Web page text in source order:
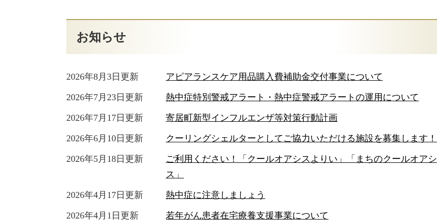
お知らせ
2026年8月3日更新 アピアランスケア用品購入費補助金交付事業について
2026年7月23日更新 熱中症特別警戒アラート・熱中症警戒アラートの運用について
2026年7月17日更新 寄居町新型インフルエンザ等対策行動計画
2026年6月10日更新 クーリングシェルターとしてご協力いただける施設を募集します！
2026年5月18日更新
ご利用ください！「クールオアシスよりい」「まちのクールオアシ
ス」
2026年4月17日更新 熱中症に注意しましょう
2026年4月1日更新 若年がん患者在宅療養支援事業について